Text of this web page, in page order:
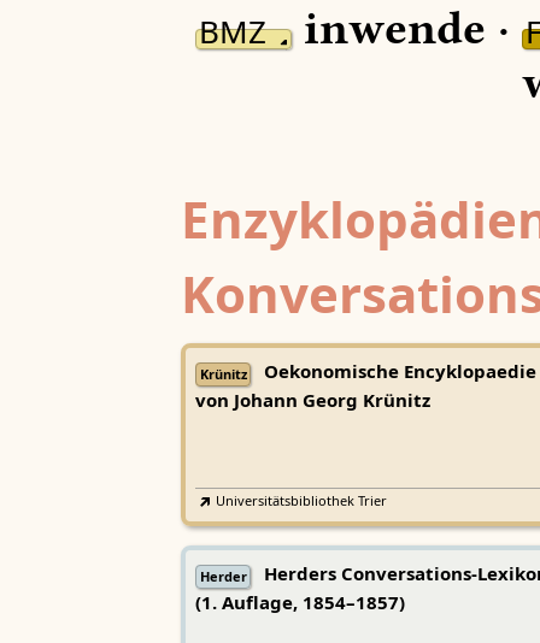
BMZ inwende ·
Krünitz
Oekonomische Encyklopaedie
von Johann Georg Krünitz
Universitätsbibliothek Trier
Herder
Herders Conversations-
(1. Auflage, 1854–1857)